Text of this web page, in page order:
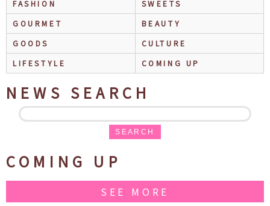
FASHION
SWEETS
GOURMET
BEAUTY
GOODS
CULTURE
LIFESTYLE
COMING UP
NEWS SEARCH
SEARCH
COMING UP
SEE MORE